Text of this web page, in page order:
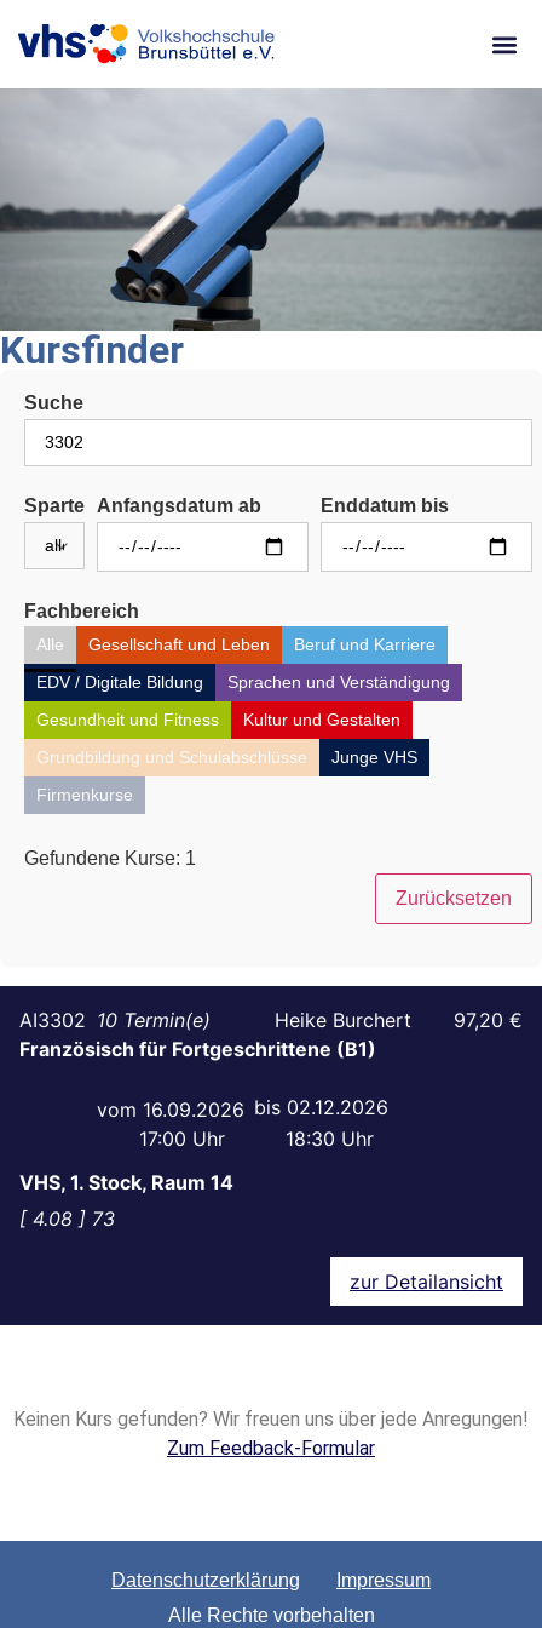
Kursfinder
Suche
Sparte Anfangsdatum ab Enddatum bis
Fachbereich
Alle Gesellschaft und Leben
Beruf und Karriere
EDV / Digitale Bildung
Sprachen und Verständigung
Gesundheit und Fitness
Kultur und Gestalten
Grundbildung und Schulabschlüsse
Junge VHS
Firmenkurse
Gefundene Kurse: 1
Zurücksetzen
Französisch für Fortgeschrittene (B1)
AI3302
zur Detailansicht
10
16.09.2026
17:00
02.12.2026
18:30
VHS, 1. Stock, Raum 14
4.08
73
Heike Burchert 97,20 €
Keinen Kurs gefunden? Wir freuen uns über jede Anregungen!
Zum Feedback-Formular
Datenschutzerklärung
Impressum
Alle Rechte vorbehalten